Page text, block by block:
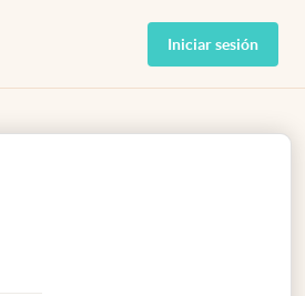
Iniciar sesión